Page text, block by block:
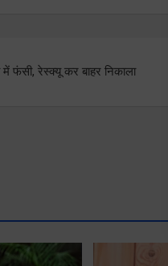
में फंसी, रेस्क्यू कर बाहर निकाला